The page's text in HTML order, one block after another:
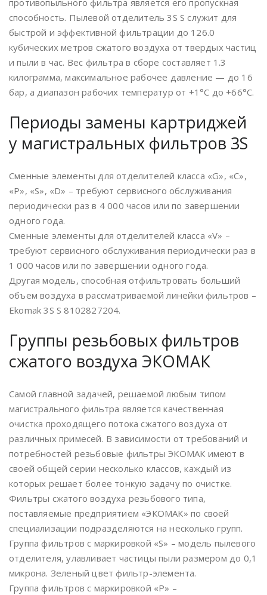
противопыльного фильтра является его пропускная
способность. Пылевой отделитель 3S S служит для
быстрой и эффективной фильтрации до 126.0
кубических метров сжатого воздуха от твердых частиц
и пыли в час. Вес фильтра в сборе составляет 1.3
килограмма, максимальное рабочее давление — до 16
бар, а диапазон рабочих температур от +1°С до +66°С.
Периоды замены картриджей
у магистральных фильтров 3S
Сменные элементы для отделителей класса «G», «C»,
«P», «S», «D» – требуют сервисного обслуживания
периодически раз в 4 000 часов или по завершении
одного года.
Сменные элементы для отделителей класса «V» –
требуют сервисного обслуживания периодически раз в
1 000 часов или по завершении одного года.
Другая модель, способная отфильтровать больший
объем воздуха в рассматриваемой линейки фильтров –
Ekomak 3S S 8102827204.
Группы резьбовых фильтров
сжатого воздуха ЭКОМАК
Самой главной задачей, решаемой любым типом
магистрального фильтра является качественная
очистка проходящего потока сжатого воздуха от
различных примесей. В зависимости от требований и
потребностей резьбовые фильтры ЭКОМАК имеют в
своей общей серии несколько классов, каждый из
которых решает более тонкую задачу по очистке.
Фильтры сжатого воздуха резьбового типа,
поставляемые предприятием «ЭКОМАК» по своей
специализации подразделяются на несколько групп.
Группа фильтров с маркировкой «S» – модель пылевого
отделителя, улавливает частицы пыли размером до 0,1
микрона. Зеленый цвет фильтр-элемента.
Группа фильтров с маркировкой «P» –